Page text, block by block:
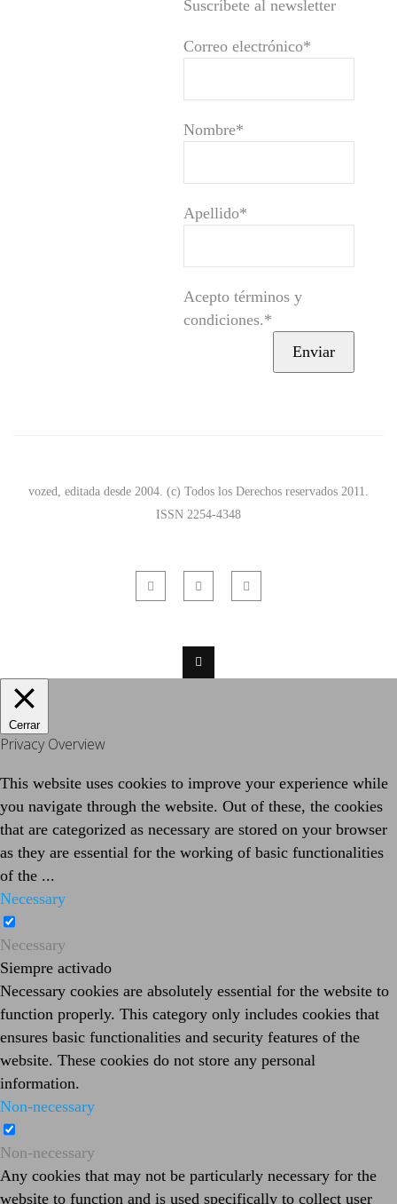
Suscríbete al newsletter
Correo electrónico*
Nombre*
Apellido*
Acepto términos y
condiciones.*
vozed, editada desde 2004. (c) Todos los Derechos reservados 2011.
ISSN 2254-4348
Cerrar
Privacy Overview
This website uses cookies to improve your experience while
you navigate through the website. Out of these, the cookies
that are categorized as necessary are stored on your browser
as they are essential for the working of basic functionalities
of the ...
Necessary
Necessary
Siempre activado
Necessary cookies are absolutely essential for the website to
function properly. This category only includes cookies that
ensures basic functionalities and security features of the
website. These cookies do not store any personal
information.
Non-necessary
Non-necessary
Any cookies that may not be particularly necessary for the
website to function and is used specifically to collect user